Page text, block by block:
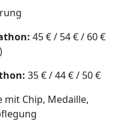
45 € / 54 € / 60 €
35 € / 44 € / 50 €
mit Chip, Medaille,